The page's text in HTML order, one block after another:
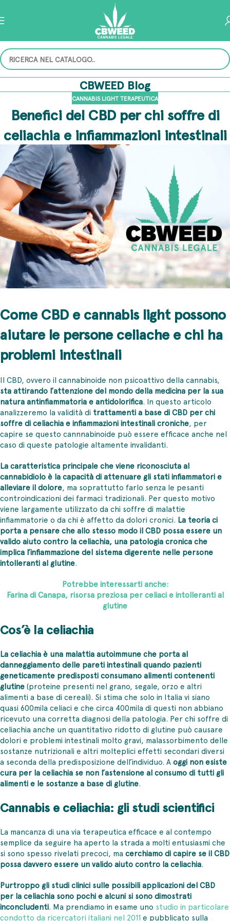
CBWEED Blog
CANNABIS LIGHT TERAPEUTICA
Benefici del CBD per chi soffre di
celiachia e infiammazioni intestinali
Come CBD e cannabis light possono
aiutare le persone celiache e chi ha
problemi intestinali
Il CBD, ovvero il cannabinoide non psicoattivo della cannabis,
sta attirando l’attenzione del mondo della medicina per la sua
natura antinfiammatoria e antidolorifica. In questo articolo
analizzeremo la validità di trattamenti a base di CBD per chi
soffre di celiachia e infiammazioni intestinali croniche, per
capire se questo cannnabinoide può essere efficace anche nel
caso di queste patologie altamente invalidanti.
La caratteristica principale che viene riconosciuta al
cannabidiolo è la capacità di attenuare gli stati infiammatori e
alleviare il dolore, ma soprattutto farlo senza le pesanti
controindicazioni dei farmaci tradizionali. Per questo motivo
viene largamente utilizzato da chi soffre di malattie
infiammatorie o da chi è affetto da dolori cronici. La teoria ci
porta a pensare che allo stesso modo il CBD possa essere un
valido aiuto contro la celiachia, una patologia cronica che
implica l’infiammazione del sistema digerente nelle persone
intolleranti al glutine.
Potrebbe interessarti anche:
Farina di Canapa, risorsa preziosa per celiaci e intolleranti al
glutine
Cos’è la celiachia
La celiachia è una malattia autoimmune che porta al
danneggiamento delle pareti intestinali quando pazienti
geneticamente predisposti consumano alimenti contenenti
glutine(proteine presenti nel grano, segale, orzo e altri
alimenti a base di cereali). Si stima che solo in Italia vi siano
quasi 600mila celiaci e che circa 400mila di questi non abbiano
ricevuto una corretta diagnosi della patologia. Per chi soffre di
celiachia anche un quantitativo ridotto di glutine può causare
dolori e problemi intestinali molto gravi, malassorbimento delle
sostanze nutrizionali e altri molteplici effetti secondari diversi
a seconda della predisposizione dell’individuo. Aoggi non esiste
cura per la celiachia se non l’astensione al consumo di tutti gli
alimenti e le sostanze a base di glutine.
Cannabis e celiachia: gli studi scientifici
La mancanza di una via terapeutica efficace e al contempo
semplice da seguire ha aperto la strada a molti entusiasmi che
si sono spesso rivelati precoci, ma cerchiamo di capire se il CBD
possa davvero essere un valido aiuto contro la celiachia.
Purtroppo gli studi clinici sulle possibili applicazioni del CBD
per la celiachia sono pochi e alcuni si sono dimostrati
inconcludenti. Ma prendiamo in esame uno studio in particolare
condotto da ricercatori italiani nel 2011 e pubblicato sulla